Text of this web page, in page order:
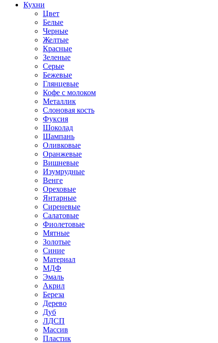
Кухни
Цвет
Белые
Черные
Желтые
Красные
Зеленые
Серые
Бежевые
Глянцевые
Кофе с молоком
Металлик
Слоновая кость
Фуксия
Шоколад
Шампань
Оливковые
Оранжевые
Вишневые
Изумрудные
Венге
Ореховые
Янтарные
Сиреневые
Салатовые
Фиолетовые
Мятные
Золотые
Синие
Материал
МДФ
Эмаль
Акрил
Береза
Дерево
Дуб
ЛДСП
Массив
Пластик